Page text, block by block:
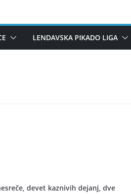
LENDAVSKA PIKADO LIGA
devet kaznivih dejanj, dve